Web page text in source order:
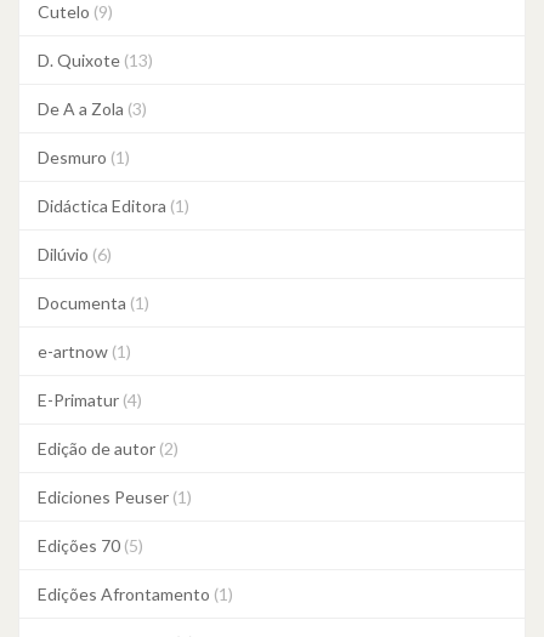
Cutelo (9)
D. Quixote (13)
De A a Zola (3)
Desmuro (1)
Didáctica Editora (1)
Dilúvio (6)
Documenta (1)
e-artnow (1)
E-Primatur (4)
Edição de autor (2)
Ediciones Peuser (1)
Edições 70 (5)
Edições Afrontamento (1)